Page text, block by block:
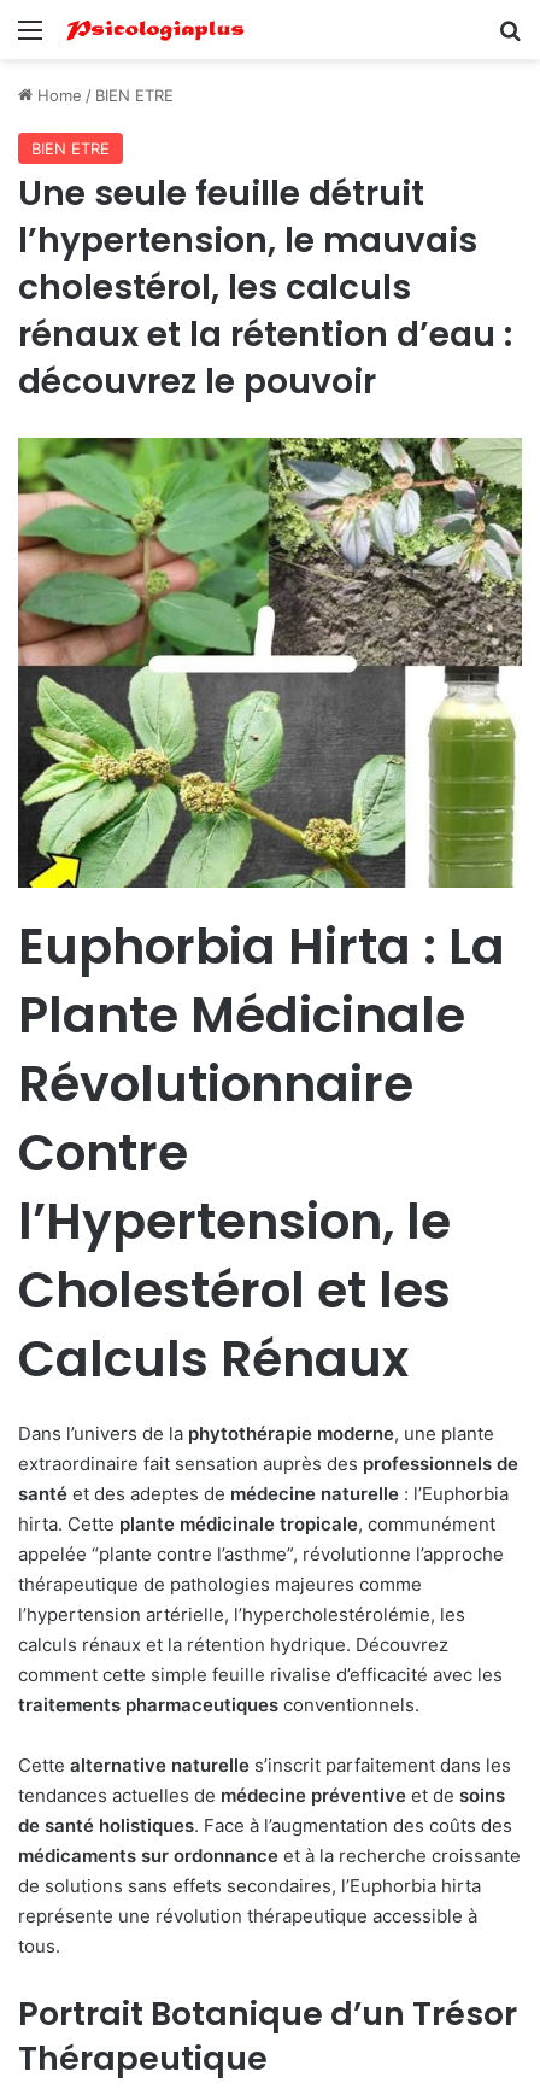
Menu
Home / BIEN ETRE
BIEN ETRE
Une seule feuille détruit
l’hypertension, le mauvais
cholestérol, les calculs
rénaux et la rétention d’eau :
découvrez le pouvoir
Euphorbia Hirta : La
Plante Médicinale
Révolutionnaire
Contre
l’Hypertension, le
Cholestérol et les
Calculs Rénaux
Dans l’univers de la phytothérapie moderne, une plante
extraordinaire fait sensation auprès des professionnels de
santé et des adeptes de médecine naturelle : l’Euphorbia
hirta. Cette plante médicinale tropicale, communément
appelée “plante contre l’asthme”, révolutionne l’approche
thérapeutique de pathologies majeures comme
l’hypertension artérielle, l’hypercholestérolémie, les
calculs rénaux et la rétention hydrique. Découvrez
comment cette simple feuille rivalise d’efficacité avec les
traitements pharmaceutiques conventionnels.
Cette alternative naturelle s’inscrit parfaitement dans les
tendances actuelles de médecine préventive et de soins
de santé holistiques. Face à l’augmentation des coûts des
médicaments sur ordonnance et à la recherche croissante
de solutions sans effets secondaires, l’Euphorbia hirta
représente une révolution thérapeutique accessible à
tous.
Portrait Botanique d’un Trésor
Thérapeutique